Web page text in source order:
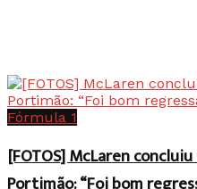
Fórmula 1
[FOTOS] McLaren